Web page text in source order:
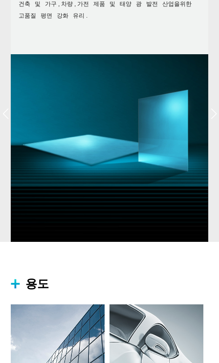
건축 및 가구 , 차량 , 가전 제품 및 태양 광 발전 산업을위한
고품질 평면 강화 유리 .
용도